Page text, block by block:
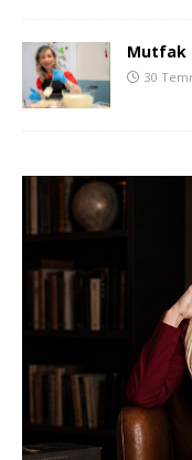
Mutfak
30